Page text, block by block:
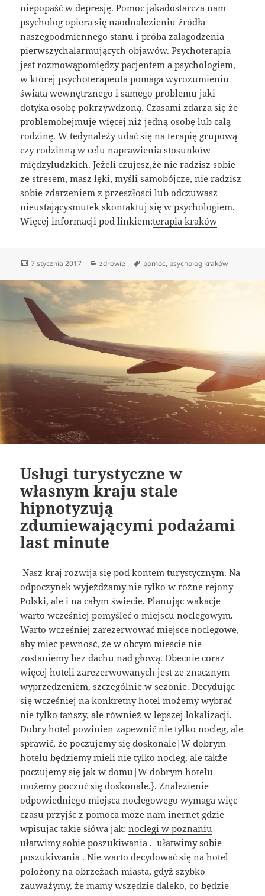
niepopaść w depresję. Pomoc jakadostarcza nam
psycholog opiera się naodnalezieniu źródła
naszegoodmiennego stanu i próba załagodzenia
pierwszychalarmujących objawów. Psychoterapia
jest rozmowąpomiędzy pacjentem a psychologiem,
w której psychoterapeuta pomaga wyrozumieniu
świata wewnętrznego i samego problemu jaki
dotyka osobę pokrzywdzoną. Czasami zdarza się że
problemobejmuje więcej niż jedną osobę lub całą
rodzinę. W tedynależy udać się na terapię grupową
czy rodzinną w celu naprawienia stosunków
międzyludzkich. Jeżeli czujesz,że nie radzisz sobie
ze stresem, masz lęki, myśli samobójcze, nie radzisz
sobie zdarzeniem z przeszłości lub odczuwasz
nieustającysmutek skontaktuj się w psychologiem.
Więcej informacji pod linkiem:terapia kraków
Data
7 stycznia 2017 Kategorie
zdrowie Tagi
pomoc, psycholog kraków
Usługi turystyczne w
własnym kraju stale
hipnotyzują
zdumiewającymi podażami
last minute
Nasz kraj rozwija się pod kontem turystycznym. Na
odpoczynek wyjeżdżamy nie tylko w różne rejony
Polski, ale i na całym świecie. Planując wakacje
warto wcześniej pomyśleć o miejscu noclegowym.
Warto wcześniej zarezerwować miejsce noclegowe,
aby mieć pewność, że w obcym mieście nie
zostaniemy bez dachu nad głową. Obecnie coraz
więcej hoteli zarezerwowanych jest ze znacznym
wyprzedzeniem, szczególnie w sezonie. Decydując
się wcześniej na konkretny hotel możemy wybrać
nie tylko tańszy, ale również w lepszej lokalizacji.
Dobry hotel powinien zapewnić nie tylko nocleg, ale
sprawić, że poczujemy się doskonale|W dobrym
hotelu będziemy mieli nie tylko nocleg, ale także
poczujemy się jak w domu|W dobrym hotelu
możemy poczuć się doskonale.}. Znalezienie
odpowiedniego miejsca noclegowego wymaga więc
czasu przyjśc z pomoca moze nam inernet gdzie
wpisujac takie słówa jak:noclegi w poznaniu
ułatwimy sobie poszukiwania . ułatwimy sobie
poszukiwania . Nie warto decydować się na hotel
położony na obrzeżach miasta, gdyż szybko
zauważymy, że mamy wszędzie daleko, co będzie